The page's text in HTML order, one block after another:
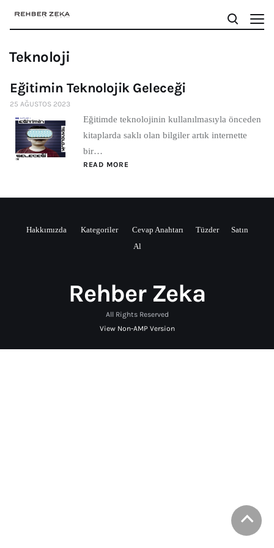
Teknoloji
Eğitimin Teknolojik Geleceği
25 AĞUSTOS 2023
Eğitimde teknolojinin kullanılmasıyla önceden
kitaplarda saklı olan bilgiler artık internette
bir…
READ MORE
Hakkımızda Kategoriler Cevap Anahtarı Tüzder
Satın
Al
Rehber Zeka
All Rights Reserved
View Non-AMP Version